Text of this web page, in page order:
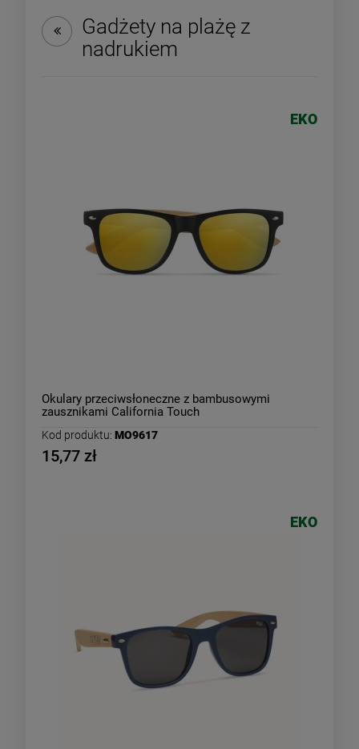
Gadżety na plażę z
nadrukiem
Okulary przeciwsłoneczne z bambusowymi
zausznikami California Touch
Kod produktu: MO9617
15,77 zł
EKO
EKO